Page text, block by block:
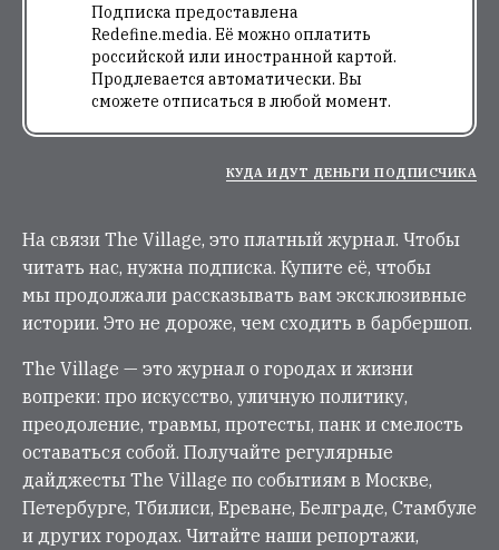
Подписка предоставлена
Redefine.media. Её можно оплатить
российской или иностранной картой.
Продлевается автоматически. Вы
сможете отписаться в любой момент.
КУДА ИДУТ ДЕНЬГИ ПОДПИСЧИКА
На связи The Village, это платный журнал. Чтобы
читать нас, нужна подписка. Купите её, чтобы
мы продолжали рассказывать вам эксклюзивные
истории. Это не дороже, чем сходить в барбершоп.
The Village — это журнал о городах и жизни
вопреки: про искусство, уличную политику,
преодоление, травмы, протесты, панк и смелость
оставаться собой. Получайте регулярные
дайджесты The Village по событиям в Москве,
Петербурге, Тбилиси, Ереване, Белграде, Стамбуле
и других городах. Читайте наши репортажи,